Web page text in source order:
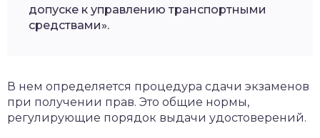
допуске к управлению транспортными
средствами».
В нем определяется процедура сдачи экзаменов
при получении прав. Это общие нормы,
регулирующие порядок выдачи удостоверений.